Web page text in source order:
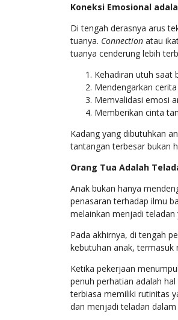
Koneksi Emosional
Di tengah derasnya arus
tuanya. Connection atau
tuanya cenderung lebih
Kehadiran utuh saat
Mendengarkan
Memvalidasi emosi
Memberikan cinta
Kadang yang dibutuhkan
tantangan terbesar bukan
Orang Tua Adalah
Anak bukan hanya
penasaran terhadap ilmu
melainkan menjadi teladan
Pada akhirnya, di tengah
kebutuhan anak,
Ketika pekerjaan
penuh perhatian adalah
terbiasa memiliki rutinitas
dan menjadi teladan dalam